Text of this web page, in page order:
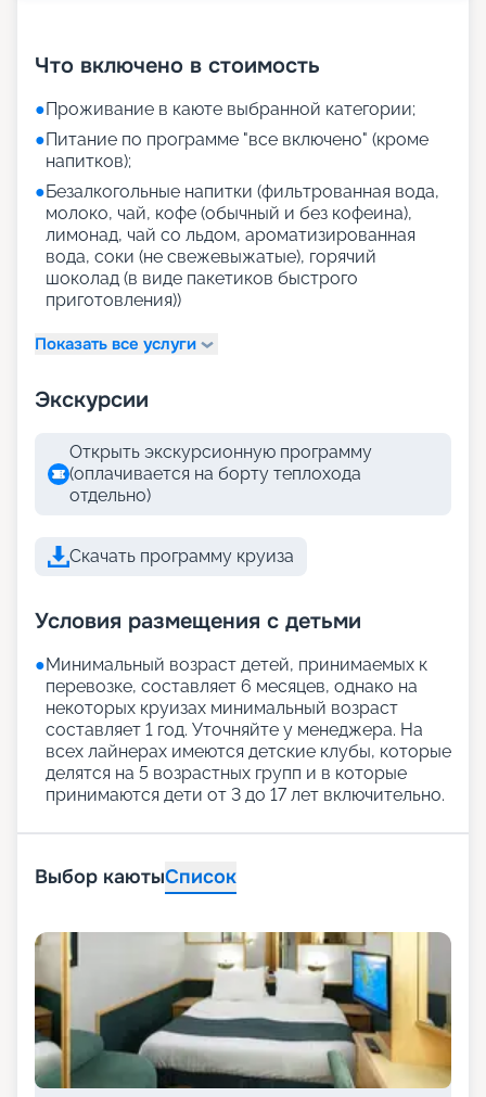
Что включено в стоимость
●Проживание в каюте выбранной категории;
●Питание по программе "все включено" (кроме
напитков);
●Безалкогольные напитки (фильтрованная вода,
молоко, чай, кофе (обычный и без кофеина),
лимонад, чай со льдом, ароматизированная
вода, соки (не свежевыжатые), горячий
шоколад (в виде пакетиков быстрого
приготовления))
Показать все услуги
Экскурсии
Открыть экскурсионную программу
(оплачивается на борту теплохода
отдельно)
Скачать программу круиза
Условия размещения с детьми
●Минимальный возраст детей, принимаемых к
перевозке, составляет 6 месяцев, однако на
некоторых круизах минимальный возраст
составляет 1 год. Уточняйте у менеджера. На
всех лайнерах имеются детские клубы, которые
делятся на 5 возрастных групп и в которые
принимаются дети от 3 до 17 лет включительно.
Выбор каютыСписок